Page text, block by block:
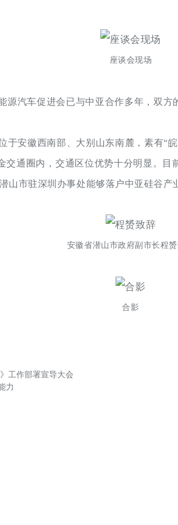
座谈会现场
汽车促进会已与中亚合作多年，双
安徽西南部、大别山东南麓，素有“
通圈内，交通区位优势十分明显。
市驻深圳办事处能够落户中亚硅谷产
安徽省潜山市政府副市长程
合影
工作部署宣导大会
力